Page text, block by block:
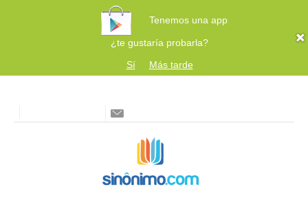
Tenemos una app
¿te gustaría probarla?
Sí
Más tarde